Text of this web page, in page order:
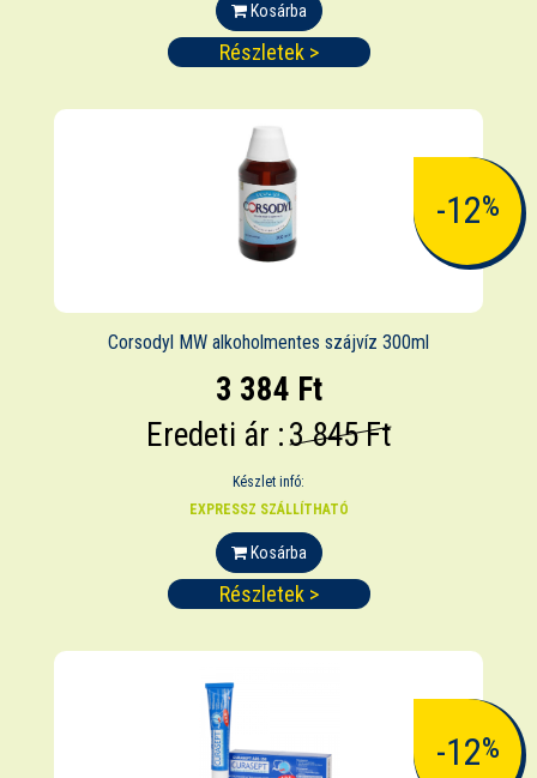
Kosárba
Részletek >
-12%
Corsodyl MW alkoholmentes szájvíz 300ml
3 384 Ft
Eredeti ár :3 845 Ft
Készlet infó:
EXPRESSZ SZÁLLÍTHATÓ
Kosárba
Részletek >
-12%